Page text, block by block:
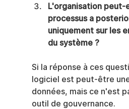
L'organisation
processus a
uniquement sur les
du système ?
Si la réponse à ces
logiciel est peut-être
données, mais ce n'est
outil de gouvernance.